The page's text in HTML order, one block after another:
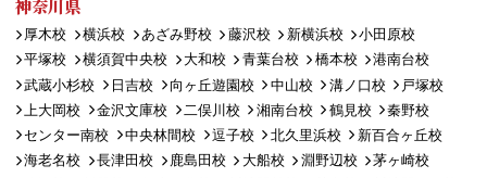
神奈川県
厚木校 横浜校 あざみ野校 藤沢校 新横浜校
小田原校
平塚校
横須賀中央校 大和校 青葉台校 橋本校
港南台校
武蔵小杉校
日吉校 向ヶ丘遊園校 中山校 溝ノ口校
戸塚校
上大岡校
金沢文庫校 二俣川校 湘南台校 鶴見校
秦野校
センター南校
中央林間校 逗子校 北久里浜校
新百合ヶ丘校
海老名校
長津田校 鹿島田校 大船校 淵野辺校
茅ヶ崎校